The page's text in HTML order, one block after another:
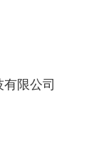
限公司